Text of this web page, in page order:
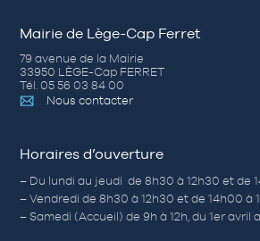
Mairie de Lège-Cap Ferret
79 avenue de la Mairie
33950 LÈGE-Cap FERRET
Tél. 05 56 03 84 00
Nous contacter
Horaires d’ouverture
– Du lundi au jeudi de 8h30 à 12h30 et de
– Vendredi de 8h30 à 12h30 et de 14h00 à
– Samedi (Accueil) de 9h à 12h, du 1er avril